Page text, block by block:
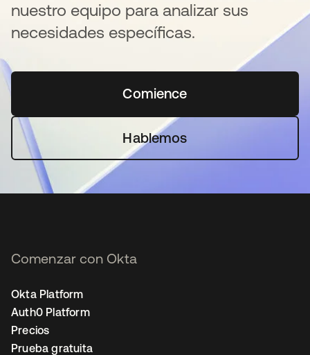
nuestro equipo para analizar sus
necesidades específicas.
Comiencese abre en una pestaña
Hablemos
Comenzar con Okta
Okta Platform
Auth0 Platform
Precios
Prueba gratuita